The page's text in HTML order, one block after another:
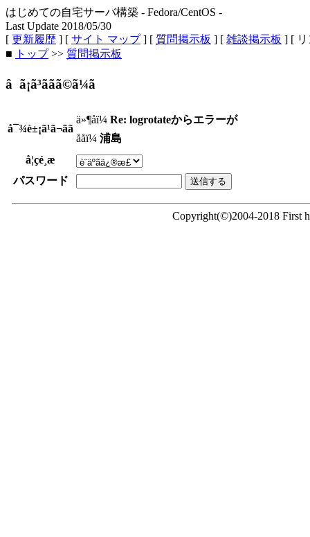
はじめての自宅サーバ構築 - Fedora/CentOS -
Last Update 2018/05/30
[ 更新履歴 ] [ サイト マップ] [ 質問掲示板 ] [ 雑談掲示板 ] [
■
トップ>> 質問掲示板
â ã¡ã³ããã©ã¼ã
å¯¾è±¡ã¹ã¬ãã
ä»¶åï¼ Re: logrotateからエラーが
ååï¼ 浦島
å¦çé¸æ
パスワード
Copyright(©)2004-2018 First